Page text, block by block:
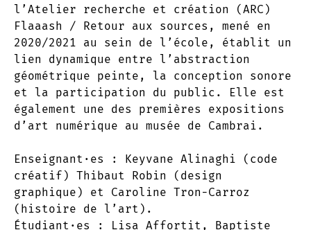
l’Atelier recherche et création (ARC)
Flaaash / Retour aux sources, mené en
2020/2021 au sein de l’école,
établit un
lien dynamique entre l’abstraction
géométrique peinte, la conception sonore
et la participation du public.
Elle est
également une des premières expositions
d’art numérique au musée de Cambrai.
Enseignant·es : Keyvane Alinaghi (code
créatif) Thibaut Robin (design
graphique) et Caroline Tron-Carroz
(histoire de l’art).
Étudiant·es : Lisa Affortit, Baptiste